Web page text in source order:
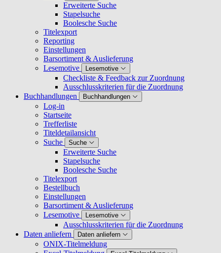
Erweiterte Suche
Stapelsuche
Boolesche Suche
Titelexport
Reporting
Einstellungen
Barsortiment & Auslieferung
Lesemotive
Lesemotive
Checkliste & Feedback zur Zuordnung
Ausschlusskriterien für die Zuordnung
Buchhandlungen
Buchhandlungen
Log-in
Startseite
Trefferliste
Titeldetailansicht
Suche
Suche
Erweiterte Suche
Stapelsuche
Boolesche Suche
Titelexport
Bestellbuch
Einstellungen
Barsortiment & Auslieferung
Lesemotive
Lesemotive
Ausschlusskriterien für die Zuordnung
Daten anliefern
Daten anliefern
ONIX-Titelmeldung